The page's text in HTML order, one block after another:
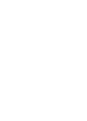
す。
がら、